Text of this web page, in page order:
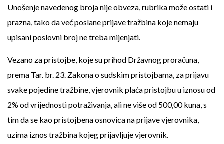
Unošenje navedenog broja nije obveza, rubrika može ostati i
prazna, tako da već poslane prijave tražbina koje nemaju
upisani poslovni broj ne treba mijenjati.
Vezano za pristojbe, koje su prihod Državnog proračuna,
prema Tar. br. 23. Zakona o sudskim pristojbama, za prijavu
svake pojedine tražbine, vjerovnik plaća pristojbu u iznosu od
2% od vrijednosti potraživanja, ali ne više od 500,00 kuna, s
tim da se kao pristojbena osnovica na prijave vjerovnika,
uzima iznos tražbina kojeg prijavljuje vjerovnik.